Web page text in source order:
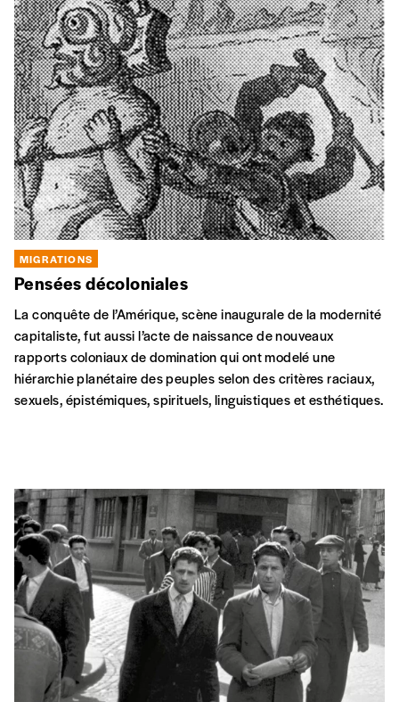
MIGRATIONS
Pensées décoloniales
La conquête de l’Amérique, scène inaugurale de la modernité
capitaliste, fut aussi l’acte de naissance de nouveaux
rapports coloniaux de domination qui ont modelé une
hiérarchie planétaire des peuples selon des critères raciaux,
sexuels, épistémiques, spirituels, linguistiques et esthétiques.